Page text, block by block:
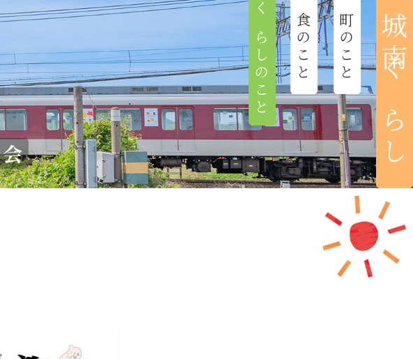
くらしのこと 食のこと 町のこと 城南ぐらし